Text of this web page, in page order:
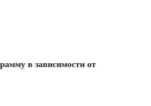
в зависимости от